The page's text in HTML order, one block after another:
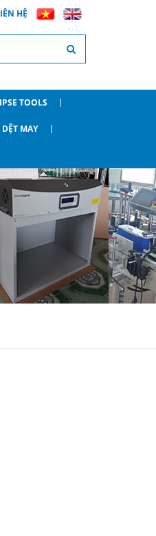
HỆ
TOOLS
MAY